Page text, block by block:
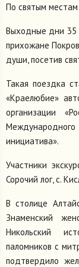
По святым местам
Выходные дни 35
прихожане
души, посетив
Такая поездка
«Краелюбие»
организации
инициатива».
Участники
Сорочий лог, с.
В столице
Знаменский
Никольский
паломников с
подтвердило